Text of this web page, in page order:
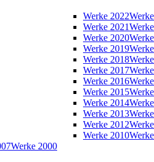
Werke 2022
Werke 2021
Werke 2020
Werke 2019
Werke 2018
Werke 2017
Werke 2016
Werke 2015
Werke 2014
Werke 2013
Werke 2012
Werke 2010
Werke 2000